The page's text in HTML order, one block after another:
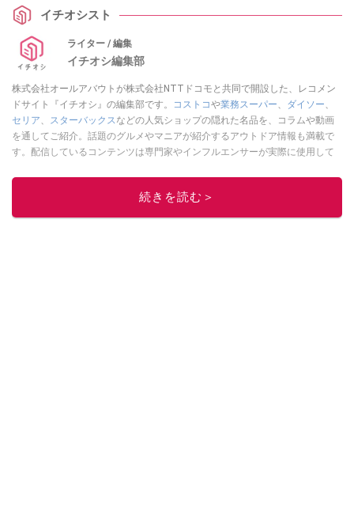
イチオシスト
ライター / 編集
イチオシ編集部
株式会社オールアバウトが株式会社NTTドコモと共同で開設した、レコメン
ドサイト『イチオシ』の編集部です。
コストコや業務スーパー、 ダイソー、
セリア、 スターバックスなどの人気ショップの隠れた名品を、コラムや動画
を通してご紹介。話題のグルメやマニアが紹介するアウトドア情報も満載で
す。配信しているコンテンツは専門家やインフルエンサーが実際に使用して
ニュースでフォロー
続きを読む＞